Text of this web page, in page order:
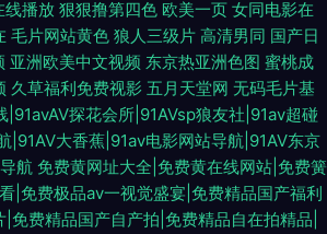
线播放 狠狠撸第四色 欧美一页 女同电影在
毛片网站黄色 狼人三级片 高清男同 国产日
亚洲欧美中文视频 东京热亚洲色图 蜜桃成
久草福利免费视影 五月天堂网 无码毛片基
|91avAV探花会所|91AVsp狼友社|91av超碰
|91AV大香蕉|91av电影网站导航|91AV东京
航 免费黄网址大全|免费黄在线网站|免费簧
|免费极品av一视觉盛宴|免费精品国产福利
免费精品国产自产拍|免费精品自在拍精品|